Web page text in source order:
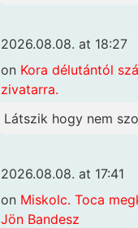
2026.08.08. at 18:27
on Kora délutántól
zivatarra.
Látszik hogy nem
2026.08.08. at 17:41
on Miskolc. Toca
Jön Bandesz